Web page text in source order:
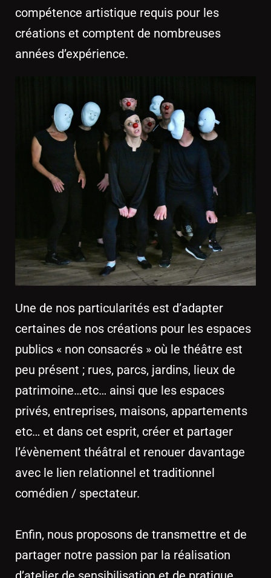
compétence artistique requis pour les
créations et comptent de nombreuses
années d’expérience.
Une de nos particularités est d’adapter
certaines de nos créations pour les espaces
publics « non consacrés » où le théâtre est
peu présent ; rues, parcs, jardins, lieux de
patrimoine…etc… ainsi que les espaces
privés, entreprises, maisons, appartements
etc… et dans cet esprit, créer et partager
l’évènement théâtral et renouer davantage
avec le lien relationnel et traditionnel
comédien / spectateur.
Enfin, nous proposons de transmettre et de
partager notre passion par la réalisation